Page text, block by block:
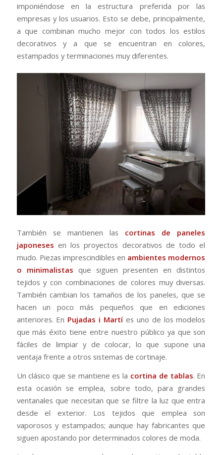
imponiéndose en la estructura preferida por las
empresas y los usuarios. Esto se debe, principalmente,
a que combinan mucho mejor con todos los estilos
decorativos y a que se encuentran en colores,
estampados y terminaciones muy diferentes.
También se mantienen las cortinas de paneles
japoneses en los proyectos decorativos de todo el
mudo. Piezas imprescindibles en ambientes modernos
o minimalistas que siguen presenten en distintos
tejidos y con combinaciones de colores muy diversas.
También cambian los tamaños de los paneles, que se
hacen un poco más pequeños que en ediciones
anteriores. En Pujadas i Martí es uno de los modelos
que más éxito tiene entre nuestro público ya que son
fáciles de limpiar y de colocar, lo que supone una
ventaja frente a otros sistemas de cortinaje.
Un clásico que se mantiene es la cortina de tablas. En
esta ocasión se emplea, sobre todo, para grandes
ventanales que necesitan que se filtre la luz que entra
desde el exterior. Los tejidos que emplea son
vaporosos y estampados; aunque hay fabricantes que
siguen apostando por determinados colores de moda.